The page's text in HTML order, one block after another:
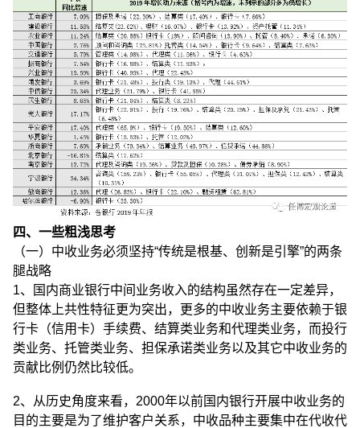
四、一些粗浅思考
（一）中收业务必须坚持“传统是根基、创新是引擎”的两条
腿战略
1、国内商业银行中间业务收入的结构虽然存在一定差异，
但整体上共性特征更为突出，更多的中收业务主要依赖于银
行卡（信用卡）手续费、结算类业务和代理类业务，而投行
类业务、托管类业务、担保承诺类业务以及其它中收业务的
贡献比例仍然比较低。
2、从历史角度来看，2000年以前国内银行开展中收业务的
目的主要是为了维护客户关系，中收品种主要集中在代收代